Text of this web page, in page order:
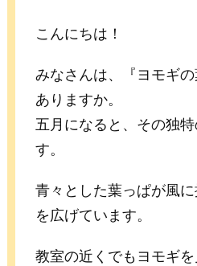
こんにちは！
みなさんは、『ヨモギ
ありますか。
五月になると、その独
す。
青々とした葉っぱが風
を広げています。
教室の近くでもヨモギを